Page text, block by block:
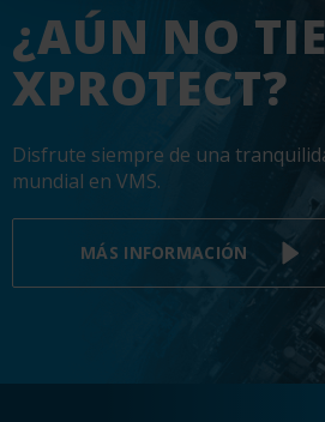
¿AÚN NO
XPROTECT?
Disfrute siempre de una
mundial en VMS.
MÁS INFORMACIÓN